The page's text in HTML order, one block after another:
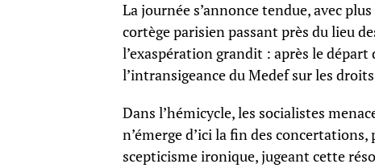
La journée s’annonce tendue, avec
cortège parisien passant près du lieu
l’exaspération grandit : après le
l’intransigeance du Medef sur les
Dans l’hémicycle, les socialistes
n’émerge d’ici la fin des
scepticisme ironique, jugeant cette